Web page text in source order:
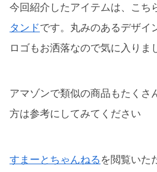
今回紹介したアイテムは、こち
タンドです。丸みのあるデザイ
ロゴもお洒落なので気に入りま
アマゾンで類似の商品もたくさ
方は参考にしてみてください
すまーとちゃんねる を閲覧いた